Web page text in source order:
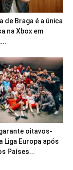
de Braga é a única
na Xbox em
oitavos-
Liga Europa após
Países...